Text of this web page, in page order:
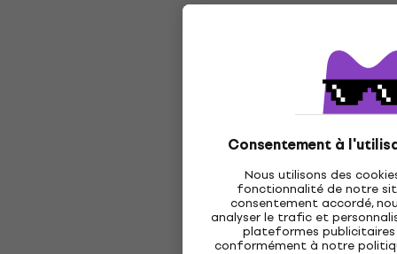
Consentement à
Nous utilisons des
fonctionnalité de notre
consentement accordé,
analyser le trafic et
plateformes
conformément à notre